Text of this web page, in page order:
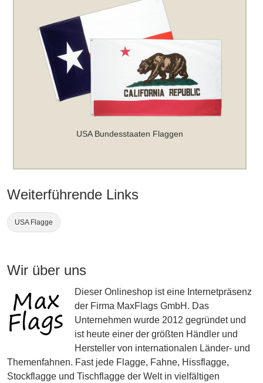
USA Bundesstaaten Flaggen
Weiterführende Links
USA Flagge
Wir über uns
Dieser Onlineshop ist eine Internetpräsenz
der Firma MaxFlags GmbH. Das
Unternehmen wurde 2012 gegründet und
ist heute einer der größten Händler und
Hersteller von internationalen Länder- und
Themenfahnen. Fast jede Flagge, Fahne, Hissflagge,
Stockflagge und Tischflagge der Welt in vielfältigen